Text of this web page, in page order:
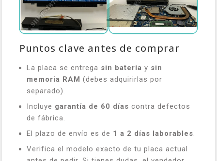
Puntos clave antes de comprar
La placa se entrega sin batería y sin
memoria RAM (debes adquirirlas por
separado).
Incluye garantía de 60 días contra defectos
de fábrica.
El plazo de envío es de 1 a 2 días laborables.
Verifica el modelo exacto de tu placa actual